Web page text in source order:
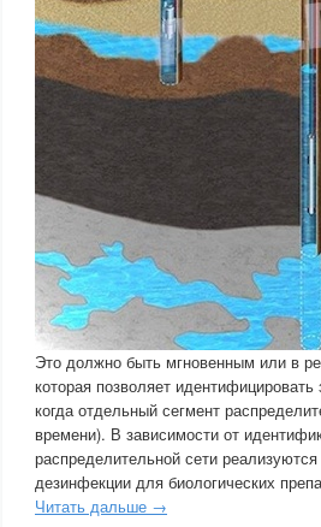
Это должно быть мгновенным или в
которая позволяет
когда отдельный сегмент
времени). В зависимости от
распределительной сети
дезинфекции для биологических
Читать дальше →